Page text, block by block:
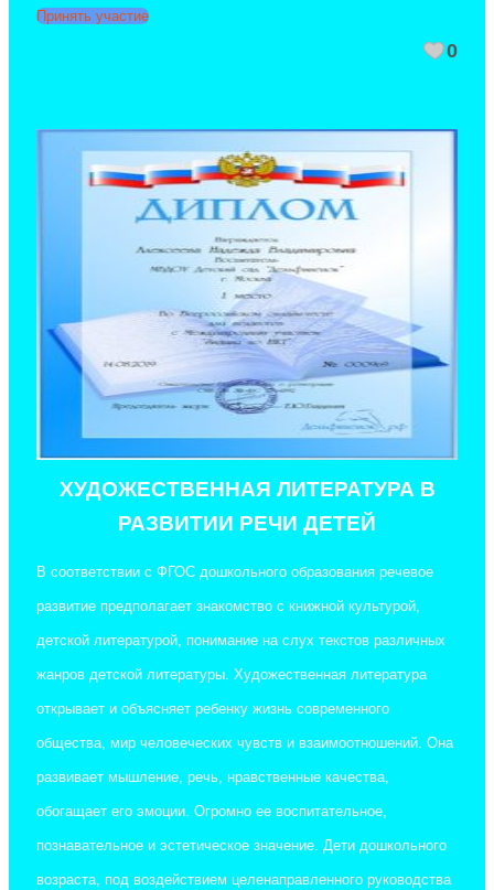
Принять участие
0
ХУДОЖЕСТВЕННАЯ ЛИТЕРАТУРА В
РАЗВИТИИ РЕЧИ ДЕТЕЙ
В соответствии с ФГОС дошкольного образования речевое
развитие предполагает знакомство с книжной культурой,
детской литературой, понимание на слух текстов различных
жанров детской литературы. Художественная литература
открывает и объясняет ребенку жизнь современного
общества, мир человеческих чувств и взаимоотношений. Она
развивает мышление, речь, нравственные качества,
обогащает его эмоции. Огромно ее воспитательное,
познавательное и эстетическое значение. Дети дошкольного
возраста, под воздействием целенаправленного руководства